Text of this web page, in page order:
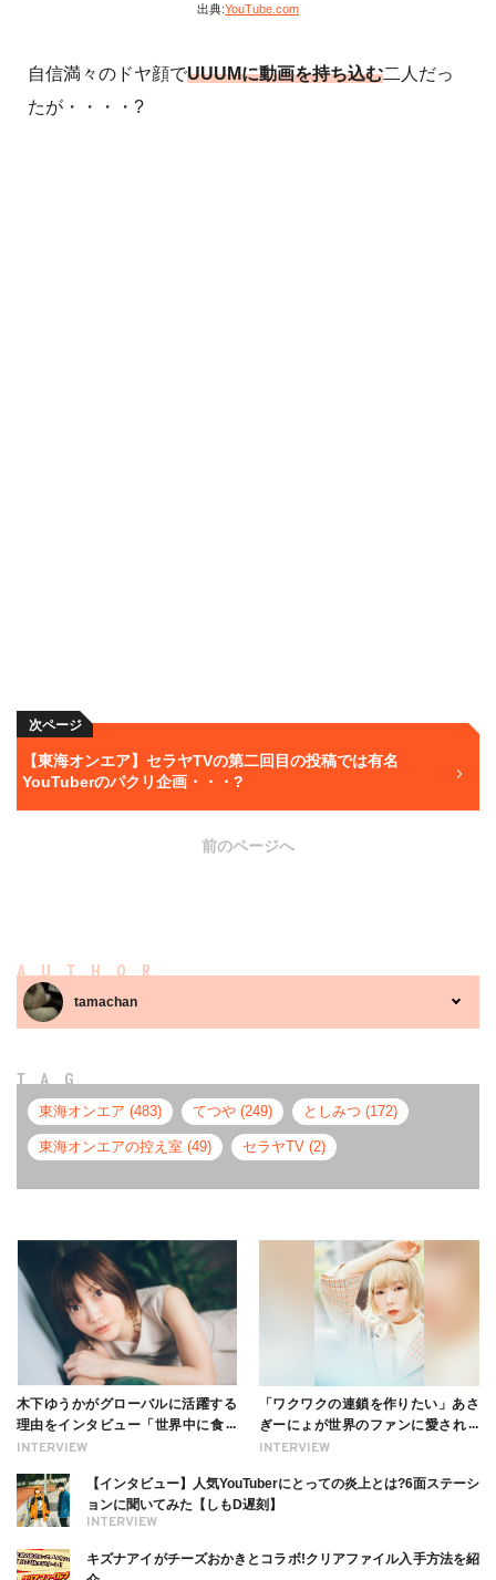
出典:YouTube.com
自信満々のドヤ顔でUUUMに動画を持ち込む二人だっ
たが・・・・?
次ページ
【東海オンエア】セラヤTVの第二回目の投稿では有名
YouTuberのパクリ企画・・・?
前のページへ
AUTHOR
tamachan
TAG
東海オンエア (483) てつや (249) としみつ (172)
東海オンエアの控え室 (49) セラヤTV (2)
INTERVIEW
木下ゆうかがグローバルに活躍する
理由をインタビュー「世界中に食べ
る幸せを伝えたい」新事務所加入に
INTERVIEW
「ワクワクの連鎖を作りたい」あさ
ぎーにょが世界のファンに愛される
理由【インタビュー】
INTERVIEW
【インタビュー】人気YouTuberにとっての炎上とは?6面ステーシ
ョンに聞いてみた【しもD遅刻】
キズナアイがチーズおかきとコラボ!クリアファイル入手方法を紹